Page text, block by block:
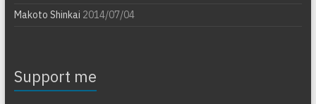
Makoto Shinkai 2014/07/04
Support me